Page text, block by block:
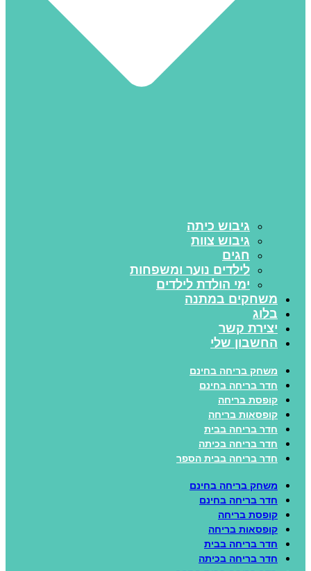
גיבוש כיתה
גיבוש צוות
חגים
לילדים נוער ומשפחות
ימי הולדת לילדים
משחקים במתנה
בלוג
יצירת קשר
החשבון שלי
משחק בריחה בחינם
חדר בריחה בחינם
קופסת בריחה
קופסאות בריחה
חדר בריחה בבית
חדר בריחה בכיתה
חדר בריחה בבית הספר
משחק בריחה בחינם
חדר בריחה בחינם
קופסת בריחה
קופסאות בריחה
חדר בריחה בבית
חדר בריחה בכיתה